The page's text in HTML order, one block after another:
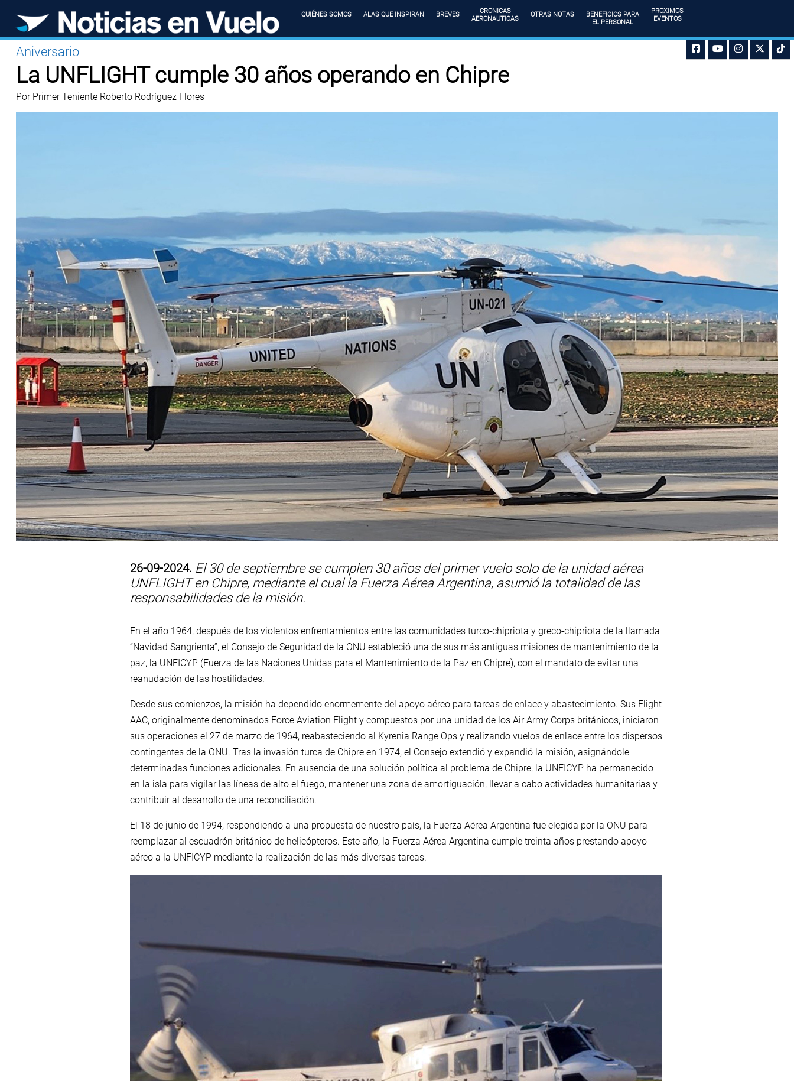
QUIÉNES SOMOS ALAS QUE INSPIRAN BREVES
CRONICAS
AERONAUTICAS
OTRAS NOTAS
BENEFICIOS PARA
EL PERSONAL
PROXIMOS
EVENTOS
Aniversario
La UNFLIGHT cumple 30 años operando en Chipre
Por Primer Teniente Roberto Rodríguez Flores
26-09-2024. El 30 de septiembre se cumplen 30 años del primer vuelo solo de la unidad aérea
UNFLIGHT en Chipre, mediante el cual la Fuerza Aérea Argentina, asumió la totalidad de las
responsabilidades de la misión.
En el año 1964, después de los violentos enfrentamientos entre las comunidades turco-chipriota y greco-chipriota de la llamada
“Navidad Sangrienta”, el Consejo de Seguridad de la ONU estableció una de sus más antiguas misiones de mantenimiento de la
paz, la UNFICYP (Fuerza de las Naciones Unidas para el Mantenimiento de la Paz en Chipre), con el mandato de evitar una
reanudación de las hostilidades.
Desde sus comienzos, la misión ha dependido enormemente del apoyo aéreo para tareas de enlace y abastecimiento. Sus Flight
AAC, originalmente denominados Force Aviation Flight y compuestos por una unidad de los Air Army Corps británicos, iniciaron
sus operaciones el 27 de marzo de 1964, reabasteciendo al Kyrenia Range Ops y realizando vuelos de enlace entre los dispersos
contingentes de la ONU. Tras la invasión turca de Chipre en 1974, el Consejo extendió y expandió la misión, asignándole
determinadas funciones adicionales. En ausencia de una solución política al problema de Chipre, la UNFICYP ha permanecido
en la isla para vigilar las líneas de alto el fuego, mantener una zona de amortiguación, llevar a cabo actividades humanitarias y
contribuir al desarrollo de una reconciliación.
El 18 de junio de 1994, respondiendo a una propuesta de nuestro país, la Fuerza Aérea Argentina fue elegida por la ONU para
reemplazar al escuadrón británico de helicópteros. Este año, la Fuerza Aérea Argentina cumple treinta años prestando apoyo
aéreo a la UNFICYP mediante la realización de las más diversas tareas.